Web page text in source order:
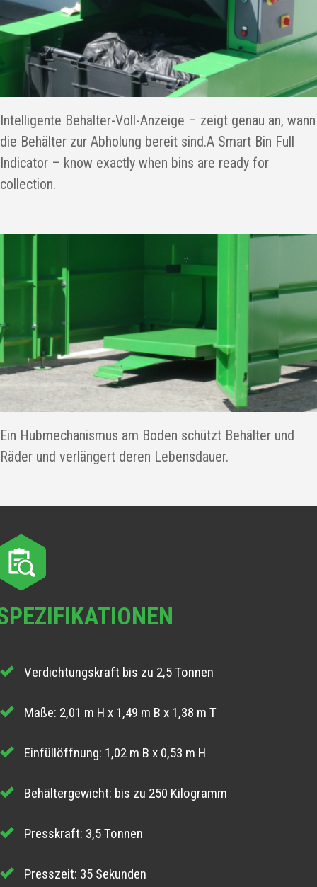
Intelligente Behälter-Voll-Anzeige – zeigt genau an, wann
die Behälter zur Abholung bereit sind.A Smart Bin Full
Indicator – know exactly when bins are ready for
collection.
Ein Hubmechanismus am Boden schützt Behälter und
Räder und verlängert deren Lebensdauer.
Verdichtungskraft bis zu 2,5 Tonnen
Maße: 2,01 m H x 1,49 m B x 1,38 m T
Einfüllöffnung: 1,02 m B x 0,53 m H
Behältergewicht: bis zu 250 Kilogramm
Presskraft: 3,5 Tonnen
Presszeit: 35 Sekunden